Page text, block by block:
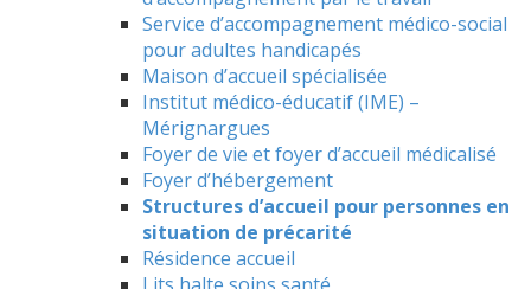
Service d’accompagnement médico-social
pour adultes handicapés
Maison d’accueil spécialisée
Institut médico-éducatif (IME) –
Mérignargues
Foyer de vie et foyer d’accueil médicalisé
Foyer d’hébergement
Structures d’accueil pour personnes en
situation de précarité
Résidence accueil
Lits halte soins santé